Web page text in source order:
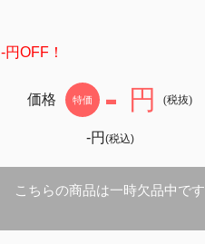
-円OFF！
価格 特価 - 円 (税抜)
-円 (税込)
こちらの商品は一時欠品中です